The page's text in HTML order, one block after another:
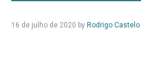
16 de julho de 2020 by Rodrigo Castelo